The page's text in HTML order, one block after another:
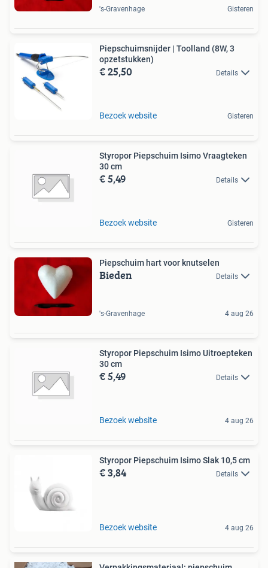
's-Gravenhage Gisteren
Piepschuimsnijder | Toolland (8W, 3
opzetstukken)
€ 25,50 Details
Bezoek website Gisteren
Styropor Piepschuim Isimo Vraagteken
30 cm
€ 5,49 Details
Bezoek website Gisteren
Piepschuim hart voor knutselen
Bieden Details
's-Gravenhage 4 aug 26
Styropor Piepschuim Isimo Uitroepteken
30 cm
€ 5,49 Details
Bezoek website 4 aug 26
Styropor Piepschuim Isimo Slak 10,5 cm
€ 3,84 Details
Bezoek website 4 aug 26